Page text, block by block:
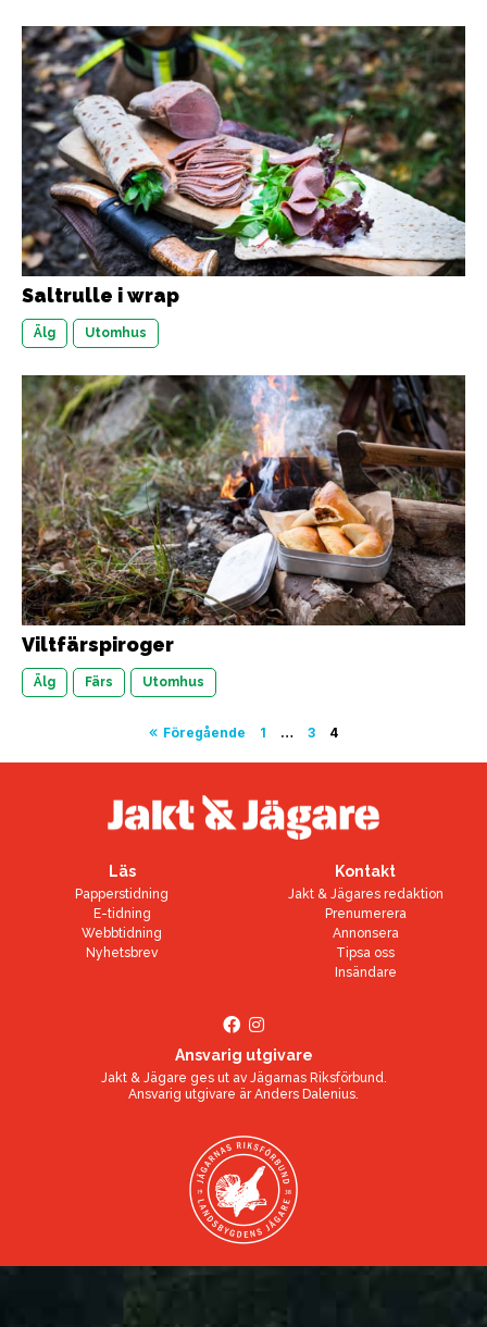
Saltrulle i wrap
Älg Utomhus
Viltfärspiroger
Älg Färs Utomhus
Sidnumrering
för
Föregående 1 … 3 4
Läs
Papperstidning
E-tidning
Webbtidning
Nyhetsbrev
Kontakt
Jakt & Jägares redaktion
Prenumerera
Annonsera
Tipsa oss
Insändare
Ansvarig utgivare
Jakt & Jägare ges ut av Jägarnas Riksförbund.
Ansvarig utgivare ärAnders Dalenius.